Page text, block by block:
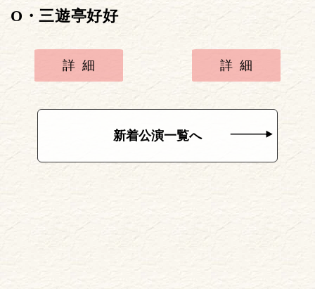
O・三遊亭好好
詳細 詳細
新着公演一覧へ